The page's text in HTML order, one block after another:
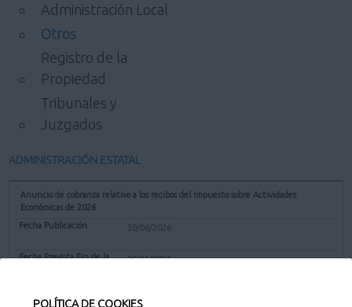
POLÍTICA DE COOKIES
Administración Local
Otros
Registro de la
Propiedad
Tribunales y
Juzgados
ADMINISTRACIÓN ESTATAL
Anuncio de cobranza relativo a los recibos del Impuesto sobre Actividades
Económicas de 2026
30/06/2026
20/11/2026